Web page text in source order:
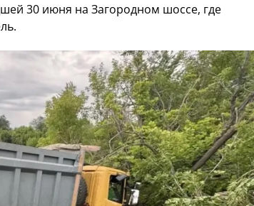
30 июня на Загородном шоссе, где